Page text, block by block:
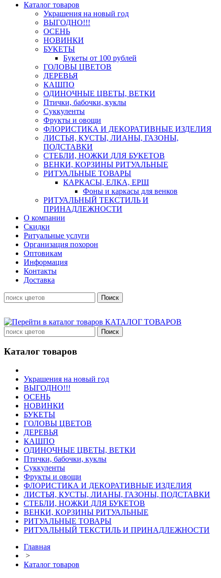
Каталог товаров
Украшения на новый год
ВЫГОДНО!!!
ОСЕНЬ
НОВИНКИ
БУКЕТЫ
Букеты от 100 рублей
ГОЛОВЫ ЦВЕТОВ
ДЕРЕВЬЯ
КАШПО
ОДИНОЧНЫЕ ЦВЕТЫ, ВЕТКИ
Птички, бабочки, куклы
Суккуленты
Фрукты и овощи
ФЛОРИСТИКА И ДЕКОРАТИВНЫЕ ИЗДЕЛИЯ
ЛИСТЬЯ, КУСТЫ, ЛИАНЫ, ГАЗОНЫ,
ПОДСТАВКИ
СТЕБЛИ, НОЖКИ ДЛЯ БУКЕТОВ
ВЕНКИ, КОРЗИНЫ РИТУАЛЬНЫЕ
РИТУАЛЬНЫЕ ТОВАРЫ
КАРКАСЫ, ЕЛКА, ЕРШ
Фоны и каркасы для венков
РИТУАЛЬНЫЙ ТЕКСТИЛЬ И
ПРИНАДЛЕЖНОСТИ
О компании
Скидки
Ритуальные услуги
Организация похорон
Оптовикам
Информация
Контакты
Доставка
КАТАЛОГ ТОВАРОВ
Каталог товаров
Украшения на новый год
ВЫГОДНО!!!
ОСЕНЬ
НОВИНКИ
БУКЕТЫ
ГОЛОВЫ ЦВЕТОВ
ДЕРЕВЬЯ
КАШПО
ОДИНОЧНЫЕ ЦВЕТЫ, ВЕТКИ
Птички, бабочки, куклы
Суккуленты
Фрукты и овощи
ФЛОРИСТИКА И ДЕКОРАТИВНЫЕ ИЗДЕЛИЯ
ЛИСТЬЯ, КУСТЫ, ЛИАНЫ, ГАЗОНЫ, ПОДСТАВКИ
СТЕБЛИ, НОЖКИ ДЛЯ БУКЕТОВ
ВЕНКИ, КОРЗИНЫ РИТУАЛЬНЫЕ
РИТУАЛЬНЫЕ ТОВАРЫ
РИТУАЛЬНЫЙ ТЕКСТИЛЬ И ПРИНАДЛЕЖНОСТИ
Главная
>
Каталог товаров